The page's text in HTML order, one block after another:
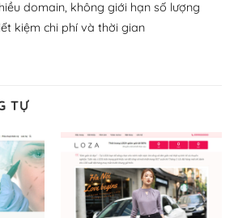
tự do khi quyết định nơi lưu trữ
của bạn.
cho website WordPress
domain, không giới hạn số lượng
kiệm chi phí và thời gian
TỰ